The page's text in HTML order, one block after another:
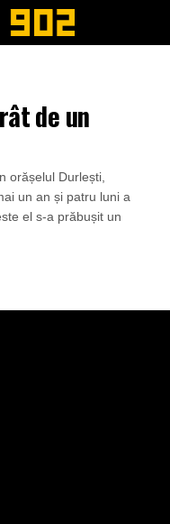
de un
orășelul Durlești,
un an și patru luni a
el s-a prăbușit un